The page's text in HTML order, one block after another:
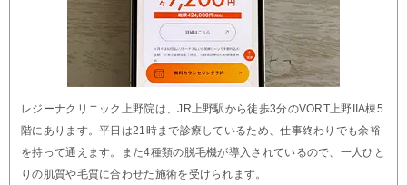
レジーナクリニック上野院は、JR上野駅から徒歩3分のVORT上野IIA棟5
階にあります。平日は21時まで診療しているため、仕事終わりでも余裕
を持って通えます。また4種類の脱毛機が導入されているので、一人ひと
りの肌質や毛質に合わせた施術を受けられます。